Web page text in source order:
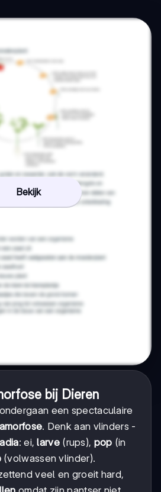
Bekijk
bij Dieren
een spectaculaire
. Denk aan vlinders -
: ei,larve(rups), pop (in
(volwassen vlinder).
veel en groeit hard,